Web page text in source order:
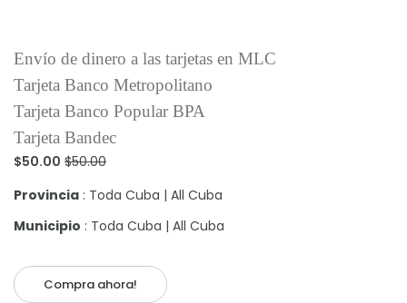
Envío de dinero a las tarjetas en MLC
Tarjeta Banco Metropolitano
Tarjeta Banco Popular BPA
Tarjeta Bandec
$50.00 $50.00
Provincia : Toda Cuba | All Cuba
Municipio : Toda Cuba | All Cuba
Compra ahora!